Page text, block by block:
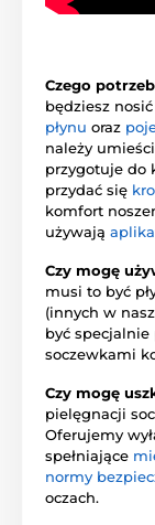
Czego
będziesz
płynu oraz
należy
przygotuje do
przydać się
komfort
używają
Czy mogę
musi to być
(innych w
być specjalnie
soczewkami
Czy mogę
pielęgnacji
Oferujemy
spełniające
normy
oczach.